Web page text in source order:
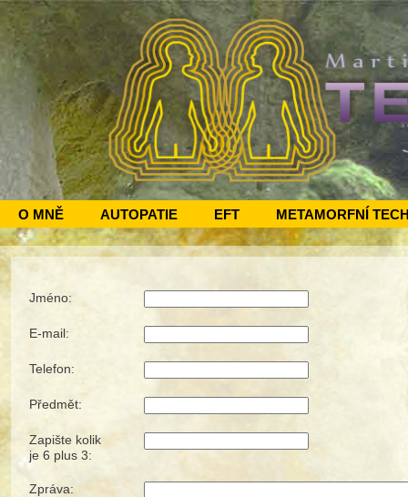
Jméno:
E-mail:
Telefon:
Předmět:
Zapište kolik
je 6 plus 3:
Zpráva:
O MNĚ AUTOPATIE EFT METAMORFNÍ